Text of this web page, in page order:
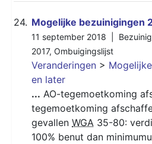
24. Mogelijke bezuinigingen
11 september 2018 |
2017, Ombuigingslijst
Veranderingen >
en later
... AO-tegemoetkoming
tegemoetkoming
gevallen WGA 35-80:
100% benut dan